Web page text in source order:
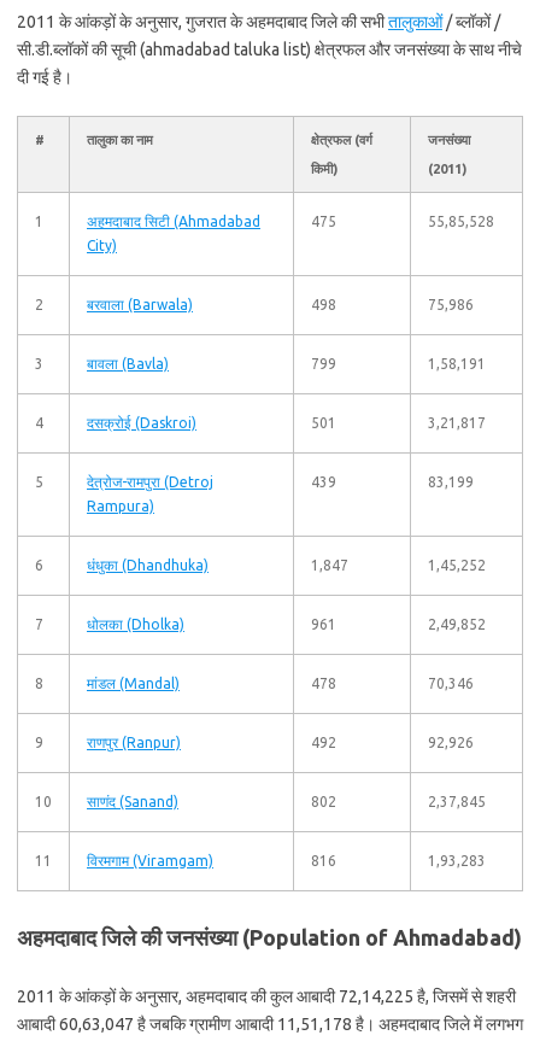
2011 के आंकड़ों के अनुसार, गुजरात के अहमदाबाद जिले की सभीतालुकाओं/ ब्लॉकों /
सी.डी.ब्लॉकों की सूची (ahmadabad taluka list) क्षेत्रफल और जनसंख्या के साथ नीचे
दी गई है।
# तालुका का नाम
क्षेत्रफल (वर्ग
किमी)
जनसंख्या
(2011)
1
अहमदाबाद सिटी (Ahmadabad
City)
475 55,85,528
2 बरवाला (Barwala) 498 75,986
3 बावला (Bavla) 799 1,58,191
4 दसक्रोई (Daskroi) 501 3,21,817
5
देत्रोज-रामपुरा (Detroj
Rampura)
439 83,199
6 धंधुका (Dhandhuka) 1,847 1,45,252
7 धोलका (Dholka) 961 2,49,852
8 मांडल (Mandal) 478 70,346
9 राणपुर (Ranpur) 492 92,926
10 साणंद (Sanand) 802 2,37,845
11 विरमगाम (Viramgam) 816 1,93,283
अहमदाबाद जिले की जनसंख्या (Population of Ahmadabad)
2011 के आंकड़ों के अनुसार, अहमदाबाद की कुल आबादी 72,14,225 है, जिसमें से शहरी
आबादी 60,63,047 है जबकि ग्रामीण आबादी 11,51,178 है। अहमदाबाद जिले में लगभग